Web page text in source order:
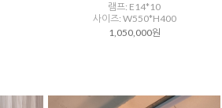
램프: E14*10
사이즈: W550*H400
1,050,000원